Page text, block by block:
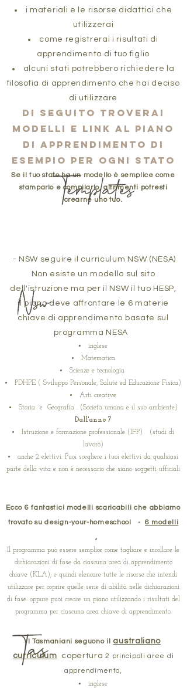
i materiali e le risorse didattici che
utilizzerai
come registrerai i risultati di
apprendimento di tuo figlio
alcuni stati potrebbero richiedere la
filosofia di apprendimento che hai deciso
di utilizzare
Di seguito troverai
modelli e link al piano
di apprendimento di
esempio per ogni stato
Se il tuo stato ha un modello è semplice come
stamparlo e compilarlo, altrimenti potresti
crearne uno tuo.
- NSW seguire il curriculum NSW (NESA)
Non esiste un modello sul sito
dell'istruzione ma per il NSW il tuo HESP,
il piano deve affrontare le 6 materie
chiave di apprendimento basate sul
programma NESA
inglese
Matematica
Scienze e tecnologia
PDHPE ( Sviluppo Personale, Salute ed Educazione Fisica)
Arti creative
Storia
e Geografia. (Società umana e il suo ambiente)
Dall'anno 7
Istruzione e formazione professionale (IFP) (studi di
lavoro)
anche 2 elettivi. Puoi scegliere i tuoi elettivi da qualsiasi
parte della vita e non è necessario che siano soggetti ufficiali
Ecco 6 fantastici modelli scaricabili che abbiamo
trovato su design-your-homeschool
- 6 modelli
,
Il programma può essere semplice come tagliare e incollare le
dichiarazioni di fase da ciascuna area di apprendimento
chiave (KLA), e quindi elencare tutte le risorse che intendi
utilizzare per coprire quelle serie di abilità nelle dichiarazioni
di fase. oppure puoi creare un piano utilizzando i risultati del
programma per ciascuna area chiave di apprendimento.
I Tasmaniani seguono il australiano
curriculum
copertura 2 principali aree di
apprendimento,
inglese